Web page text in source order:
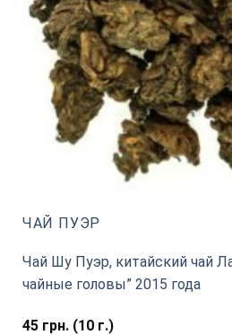
ЧАЙ ПУЭР
Чай Шу Пуэр, китайский чай
чайные головы” 2015 года
45грн.(10 г.)